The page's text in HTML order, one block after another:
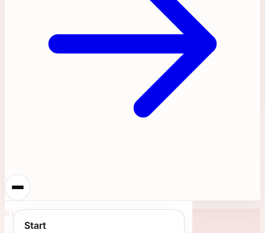
Start
BLOG